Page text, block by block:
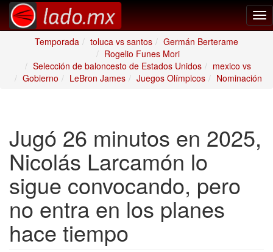
Temporada
toluca vs santos
Germán Berterame
Rogelio Funes Mori
Selección de baloncesto de Estados Unidos
mexico vs
Gobierno
LeBron James Juegos Olímpicos Nominación
Jugó 26 minutos en 2025,
Nicolás Larcamón lo
sigue convocando, pero
no entra en los planes
hace tiempo